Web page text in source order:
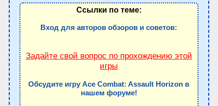
Ссылки по теме:
Вход для авторов обзоров и советов:
Задайте свой вопрос по прохождению этой
игры
Обсудите игру Ace Combat: Assault Horizon в
нашем форуме!